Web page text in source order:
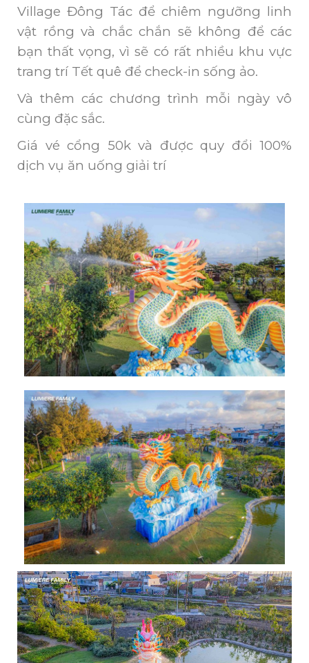
Village Đông Tác để chiêm ngưỡng linh
vật rồng và chắc chắn sẽ không để các
bạn thất vọng, vì sẽ có rất nhiều khu vực
trang trí Tết quê để check-in sống ảo.
Và thêm các chương trình mỗi ngày vô
cùng đặc sắc.
Giá vé cổng 50k và được quy đổi 100%
dịch vụ ăn uống giải trí